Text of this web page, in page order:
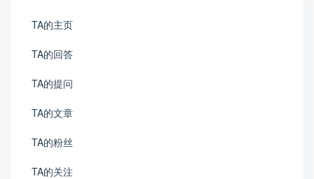
TA的主页
TA的回答
TA的提问
TA的文章
TA的粉丝
TA的关注